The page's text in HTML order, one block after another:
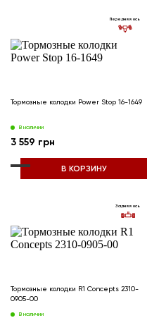
Передняя ось
Тормозные колодки Power Stop 16-1649
В наличии
3 559 грн
В КОРЗИНУ
Задняя ось
Тормозные колодки R1 Concepts 2310-
0905-00
В наличии